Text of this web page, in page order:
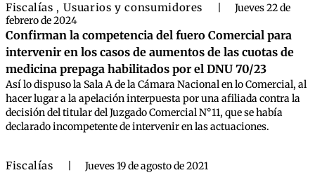
Fiscalías , Usuarios y consumidores
Jueves 22 de
febrero de 2024
Confirman la competencia del fuero Comercial para
intervenir en los casos de aumentos de las cuotas de
medicina prepaga habilitados por el DNU 70/23
Así lo dispuso la Sala A de la Cámara Nacional en lo Comercial, al
hacer lugar a la apelación interpuesta por una afiliada contra la
decisión del titular del Juzgado Comercial N°11, que se había
declarado incompetente de intervenir en las actuaciones.
Fiscalías Jueves 19 de agosto de 2021